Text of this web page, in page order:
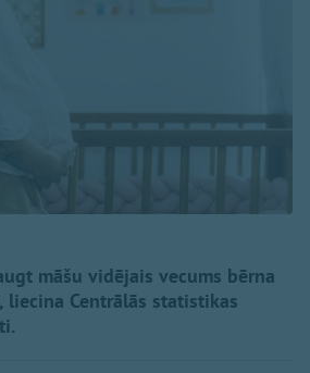
māšu vidējais vecums bērna
liecina Centrālās statistikas